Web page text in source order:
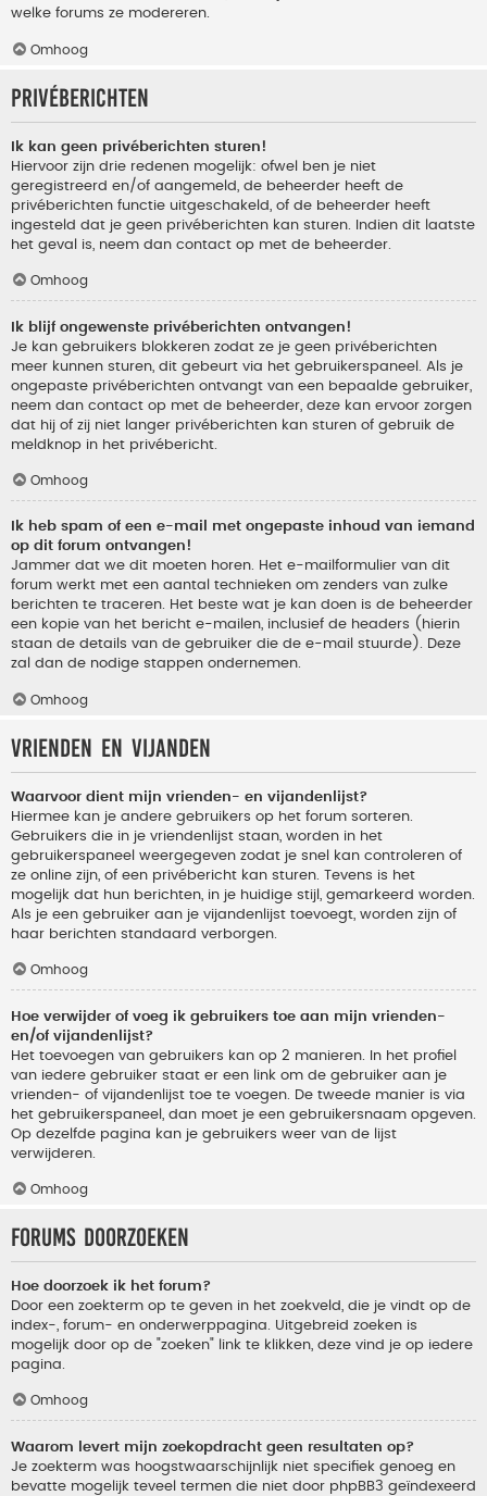
welke forums ze modereren.
Omhoog
Privéberichten
Ik kan geen privéberichten sturen!
Hiervoor zijn drie redenen mogelijk: ofwel ben je niet
geregistreerd en/of aangemeld, de beheerder heeft de
privéberichten functie uitgeschakeld, of de beheerder heeft
ingesteld dat je geen privéberichten kan sturen. Indien dit laatste
het geval is, neem dan contact op met de beheerder.
Omhoog
Ik blijf ongewenste privéberichten ontvangen!
Je kan gebruikers blokkeren zodat ze je geen privéberichten
meer kunnen sturen, dit gebeurt via het gebruikerspaneel. Als je
ongepaste privéberichten ontvangt van een bepaalde gebruiker,
neem dan contact op met de beheerder, deze kan ervoor zorgen
dat hij of zij niet langer privéberichten kan sturen of gebruik de
meldknop in het privébericht.
Omhoog
Ik heb spam of een e-mail met ongepaste inhoud van iemand
op dit forum ontvangen!
Jammer dat we dit moeten horen. Het e-mailformulier van dit
forum werkt met een aantal technieken om zenders van zulke
berichten te traceren. Het beste wat je kan doen is de beheerder
een kopie van het bericht e-mailen, inclusief de headers (hierin
staan de details van de gebruiker die de e-mail stuurde). Deze
zal dan de nodige stappen ondernemen.
Omhoog
Vrienden en vijanden
Waarvoor dient mijn vrienden- en vijandenlijst?
Hiermee kan je andere gebruikers op het forum sorteren.
Gebruikers die in je vriendenlijst staan, worden in het
gebruikerspaneel weergegeven zodat je snel kan controleren of
ze online zijn, of een privébericht kan sturen. Tevens is het
mogelijk dat hun berichten, in je huidige stijl, gemarkeerd worden.
Als je een gebruiker aan je vijandenlijst toevoegt, worden zijn of
haar berichten standaard verborgen.
Omhoog
Hoe verwijder of voeg ik gebruikers toe aan mijn vrienden-
en/of vijandenlijst?
Het toevoegen van gebruikers kan op 2 manieren. In het profiel
van iedere gebruiker staat er een link om de gebruiker aan je
vrienden- of vijandenlijst toe te voegen. De tweede manier is via
het gebruikerspaneel, dan moet je een gebruikersnaam opgeven.
Op dezelfde pagina kan je gebruikers weer van de lijst
verwijderen.
Omhoog
Forums doorzoeken
Hoe doorzoek ik het forum?
Door een zoekterm op te geven in het zoekveld, die je vindt op de
index-, forum- en onderwerppagina. Uitgebreid zoeken is
mogelijk door op de "zoeken" link te klikken, deze vind je op iedere
pagina.
Omhoog
Waarom levert mijn zoekopdracht geen resultaten op?
Je zoekterm was hoogstwaarschijnlijk niet specifiek genoeg en
bevatte mogelijk teveel termen die niet door phpBB3 geïndexeerd